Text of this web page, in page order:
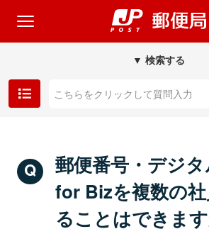
▼ 検索する
郵便番号・デジ
for Bizを複数の
ることはできま